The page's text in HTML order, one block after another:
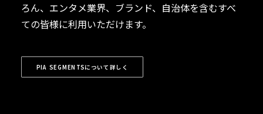
ろん、エンタメ業界、ブランド、自治体を含むすべ
ての皆様に利用いただけます。
PIA SEGMENTSについて詳しく